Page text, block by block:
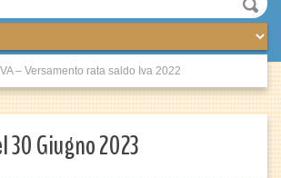
IVA – Versamento rata saldo Iva 2022
30 Giugno 2023